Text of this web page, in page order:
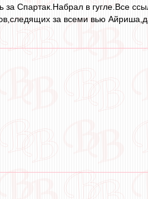
за Спартак.Набрал в гугле.Все
за всеми вью